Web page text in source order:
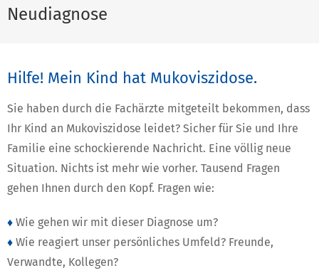
Neudiagnose
Hilfe! Mein Kind hat Mukoviszidose.
Sie haben durch die Fachärzte mitgeteilt bekommen, dass
Ihr Kind an Mukoviszidose leidet? Sicher für Sie und Ihre
Familie eine schockierende Nachricht. Eine völlig neue
Situation. Nichts ist mehr wie vorher. Tausend Fragen
gehen Ihnen durch den Kopf. Fragen wie:
♦ Wie gehen wir mit dieser Diagnose um?
♦ Wie reagiert unser persönliches Umfeld? Freunde,
Verwandte, Kollegen?